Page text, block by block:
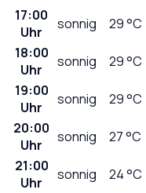
17:00
Uhr
sonnig 29°C
18:00
Uhr
sonnig 29°C
19:00
Uhr
sonnig 29°C
20:00
Uhr
sonnig 27°C
21:00
Uhr
sonnig 24°C